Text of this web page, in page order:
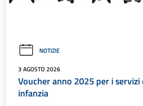
NOTIZIE
3 AGOSTO 2026
Voucher anno 2025 per i
infanzia